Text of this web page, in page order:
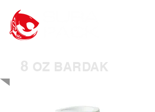
8 OZ BARDAK